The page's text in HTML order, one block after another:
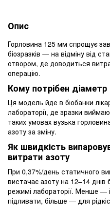
Опис
Горловина 125 мм спрощує
біозразків — на відміну від
отвором, де доводиться
операцію.
Кому потрібен
Ця модель йде в біобанки
лабораторії, де зразки
таких умовах вузька
азоту за зміну.
Як швидкість
витрати азоту
При 0,37%/день статичного
вистачає азоту на 12–14
режимі лабораторії. Менше —
підливати, більше — для